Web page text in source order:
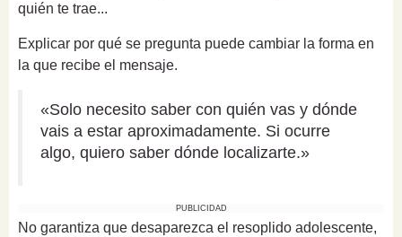
quién te trae...
Explicar por qué se pregunta puede cambiar la forma en
la que recibe el mensaje.
«Solo necesito saber con quién vas y dónde
vais a estar aproximadamente. Si ocurre
algo, quiero saber dónde localizarte.»
PUBLICIDAD
No garantiza que desaparezca el resoplido adolescente,